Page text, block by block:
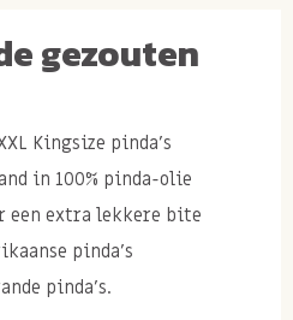
gezouten
Kingsize pinda's
in 100% pinda-olie
een extra lekkere bite
pinda's
pinda's.